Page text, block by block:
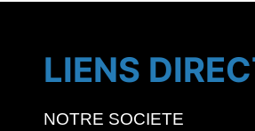
LIENS
NOTRE SOCIETE